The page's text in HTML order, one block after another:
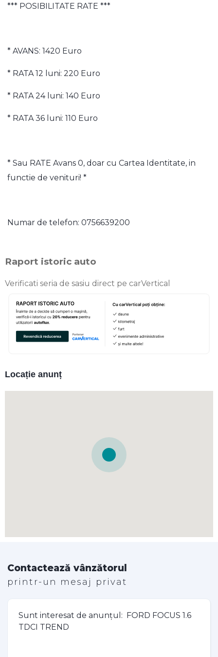
*** POSIBILITATE RATE ***
* AVANS: 1420 Euro
* RATA 12 luni: 220 Euro
* RATA 24 luni: 140 Euro
* RATA 36 luni: 110 Euro
* Sau RATE Avans 0, doar cu Cartea Identitate, in
functie de venituri! *
Numar de telefon: 0756639200
Raport istoric auto
Verificati seria de sasiu direct pe carVertical
Locație anunț
Contactează vânzătorul
printr-un mesaj privat